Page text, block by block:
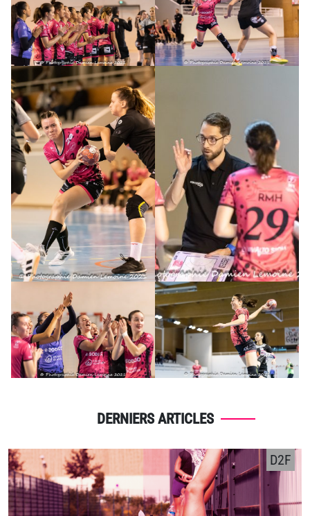
DERNIERS ARTICLES
D2F